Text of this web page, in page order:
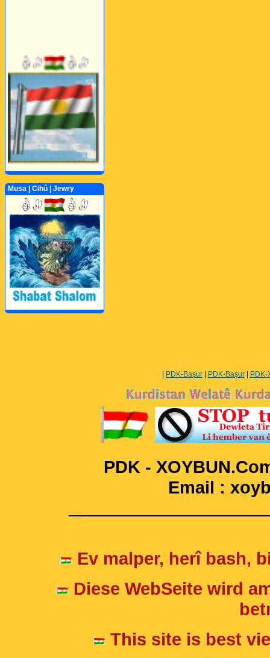
Musa | Cihû | Jewry
PDK-Başur PDK-Başur
PDK -
Email :
Ev malper, herî bash,
Diese WebSeite wird
This site is best